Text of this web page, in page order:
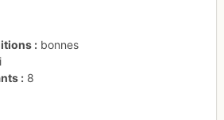
bonnes
8